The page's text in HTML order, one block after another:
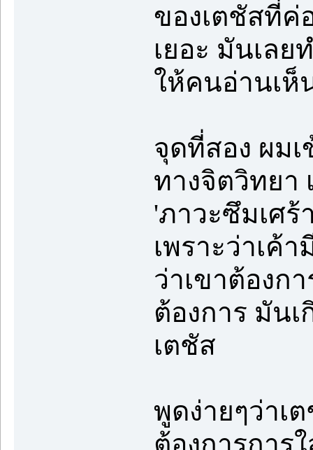
ของเตชัสที่ค่
เยอะ มันเลย
ให้คนอ่านเ
จุดที่สอง ผมเ
ทางจิตวิทยา
'ภาวะซึมเศร้
เพราะว่าเค้
ว่าเขาต้องก
ต้องการ มัน
เตชัส
พูดง่ายๆว่าเ
ต้องการการ